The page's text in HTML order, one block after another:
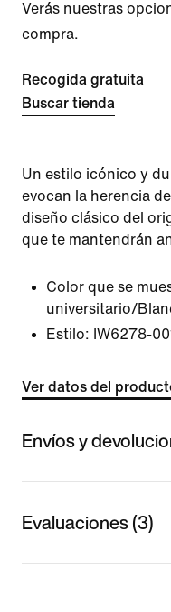
Verás nuestras
compra.
Recogida gratuita
Buscar tienda
Un estilo icónico y
evocan la herencia
diseño clásico del
que te mantendrán
Color que se
universitario/
Estilo: IW6278-
Ver datos del
Envíos y
Evaluaciones (3)